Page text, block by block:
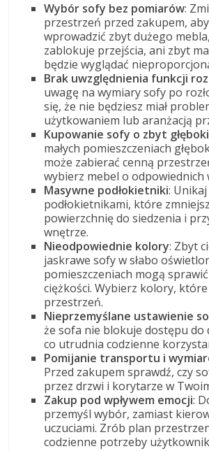
Wybór sofy bez pomiarów:
przestrzeń przed zakupem,
wprowadzić zbyt dużego
zablokuje przejścia, ani zbyt
będzie wyglądać
Brak uwzględnienia funkcji
uwagę na wymiary sofy po
się, że nie będziesz miał
użytkowaniem lub aranżacją
Kupowanie sofy o zbyt
małych pomieszczeniach
może zabierać cenną
wybierz mebel o odpowiednich
Masywne podłokietniki:
podłokietnikami, które
powierzchnię do siedzenia i
wnętrze.
Nieodpowiednie kolory: Zbyt
jaskrawe sofy w słabo
pomieszczeniach mogą
ciężkości. Wybierz kolory,
przestrzeń.
Nieprzemyślane ustawienie
że sofa nie blokuje dostępu do
co utrudnia codzienne
Pomijanie transportu i
Przed zakupem sprawdź, czy
przez drzwi i korytarze w
Zakup pod wpływem emocji:
przemyśl wybór, zamiast
uczuciami. Zrób plan
codzienne potrzeby